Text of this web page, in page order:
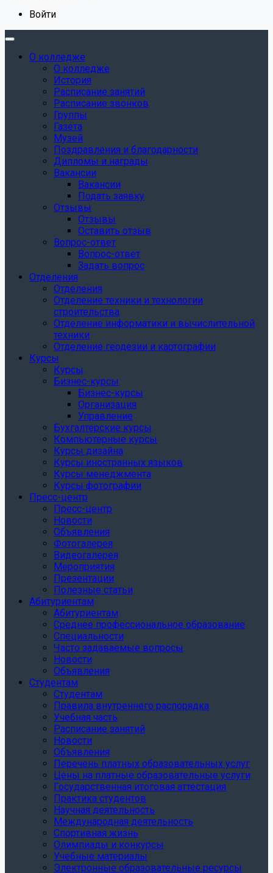
Войти
О колледже
О колледже
История
Расписание занятий
Расписание звонков
Группы
Газета
Музей
Поздравления и благодарности
Дипломы и награды
Вакансии
Вакансии
Подать заявку
Отзывы
Отзывы
Оставить отзыв
Вопрос-ответ
Вопрос-ответ
Задать вопрос
Отделения
Отделения
Отделение техники и технологии
строительства
Отделение информатики и вычислительной
техники
Отделение геодезии и картографии
Курсы
Курсы
Бизнес-курсы
Бизнес-курсы
Организация
Управление
Бухгалтерские курсы
Компьютерные курсы
Курсы дизайна
Курсы иностранных языков
Курсы менеджмента
Курсы фотографии
Пресс-центр
Пресс-центр
Новости
Объявления
Фотогалерея
Видеогалерея
Мероприятия
Презентации
Полезные статьи
Абитуриентам
Абитуриентам
Среднее профессиональное образование
Специальности
Часто задаваемые вопросы
Новости
Объявления
Студентам
Студентам
Правила внутреннего распорядка
Учебная часть
Расписание занятий
Новости
Объявления
Перечень платных образовательных услуг
Цены на платные образовательные услуги
Государственная итоговая аттестация
Практика студентов
Научная деятельность
Международная деятельность
Спортивная жизнь
Олимпиады и конкурсы
Учебные материалы
Электронные образовательные ресурсы